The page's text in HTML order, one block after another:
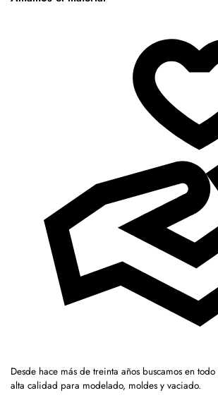
Desde hace más de treinta años buscamos en
alta calidad para modelado, moldes y vaciado.